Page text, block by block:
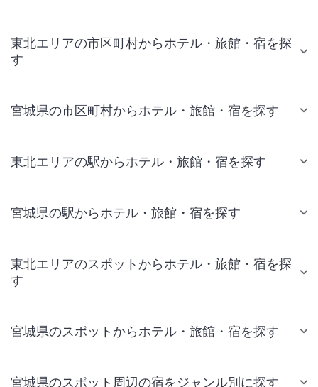
東北エリアの市区町村からホテル・旅館・宿を探
す
宮城県の市区町村からホテル・旅館・宿を探す
東北エリアの駅からホテル・旅館・宿を探す
宮城県の駅からホテル・旅館・宿を探す
東北エリアのスポットからホテル・旅館・宿を探
す
宮城県のスポットからホテル・旅館・宿を探す
宮城県のスポット周辺の宿をジャンル別に探す